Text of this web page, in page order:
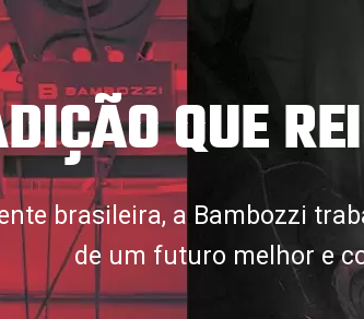
QUE
brasileira, a Bambozzi
de um futuro melhor e